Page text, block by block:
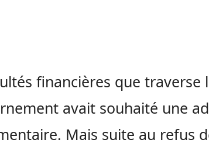
financières que traverse
avait souhaité une
Mais suite au refus